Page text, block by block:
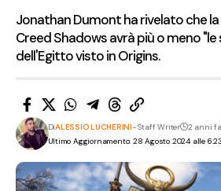
Jonathan Dumont ha rivelato che
Creed Shadows avrà più o meno
dell'Egitto visto in Origins.
Ultimo Aggiornamento: 28 Agosto 2024 alle
DiALESSIO LUCHERINI- Staff Writer 2 anni fa